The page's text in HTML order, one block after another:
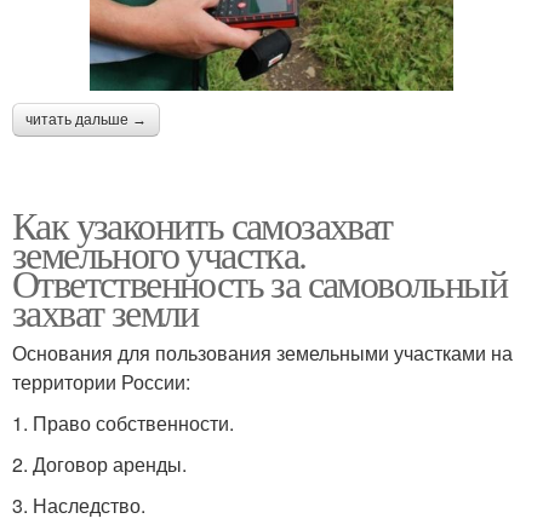
читать дальше →
Как узаконить самозахват
земельного участка.
Ответственность за самовольный
захват земли
Основания для пользования земельными участками на
территории России:
1. Право собственности.
2. Договор аренды.
3. Наследство.